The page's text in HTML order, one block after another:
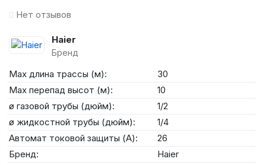
Нет отзывов
Haier
Бренд
Max длина трассы (м):
30
Max перепад высот (м):
10
ø газовой трубы (дюйм):
1/2
ø жидкостной трубы (дюйм):
1/4
Автомат токовой защиты (А):
26
Бренд:
Haier